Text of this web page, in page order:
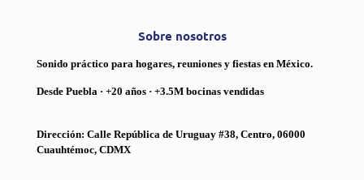
Sobre nosotros
Sonido práctico para hogares, reuniones y fiestas en México.
Desde Puebla · +20 años · +3.5M bocinas vendidas
Dirección: Calle República de Uruguay #38, Centro, 06000
Cuauhtémoc, CDMX